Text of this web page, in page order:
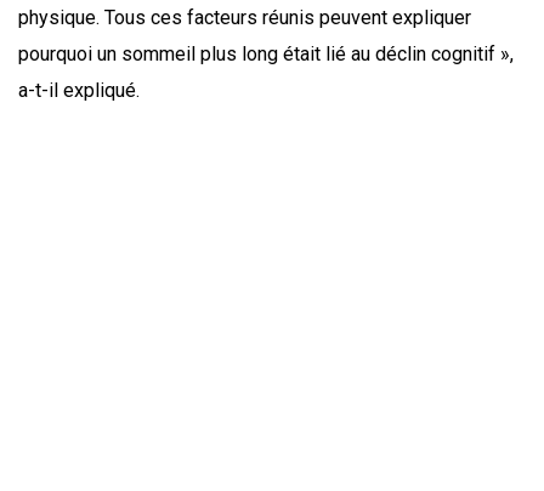
physique. Tous ces facteurs réunis peuvent expliquer
pourquoi un sommeil plus long était lié au déclin cognitif »,
a-t-il expliqué.